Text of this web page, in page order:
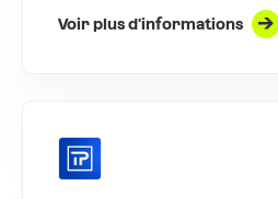
Voir plus d'informations